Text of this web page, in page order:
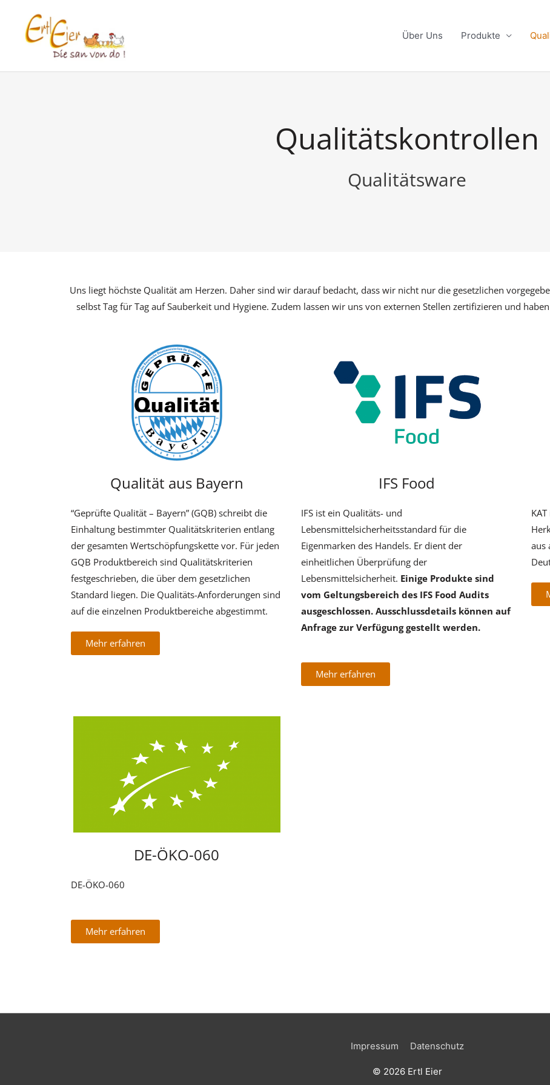
Über Uns Produkte
Qualitätskontrollen
Qualitätsware
Uns liegt höchste Qualität am Herzen. Daher sind wir darauf bedacht, dass wir nicht nur die gesetzlichen
selbst Tag für Tag auf Sauberkeit und Hygiene. Zudem lassen wir uns von externen Stellen zertifizieren und
Qualität aus Bayern
“Geprüfte Qualität – Bayern” (GQB) schreibt die
Einhaltung bestimmter Qualitätskriterien entlang
der gesamten Wertschöpfungskette vor. Für jeden
GQB Produktbereich sind Qualitätskriterien
festgeschrieben, die über dem gesetzlichen
Standard liegen. Die Qualitäts-Anforderungen sind
auf die einzelnen Produktbereiche abgestimmt.
Mehr erfahren
IFS Food
IFS ist ein Qualitäts- und
Lebensmittelsicherheitsstandard für die
Eigenmarken des Handels. Er dient der
einheitlichen Überprüfung der
Lebensmittelsicherheit. Einige Produkte sind
vom Geltungsbereich des IFS Food Audits
ausgeschlossen. Ausschlussdetails können auf
Anfrage zur Verfügung gestellt werden.
Mehr erfahren
aus
DE-ÖKO-060
DE-ÖKO-060
Mehr erfahren
Impressum Datenschutz
© 2026 Ertl Eier